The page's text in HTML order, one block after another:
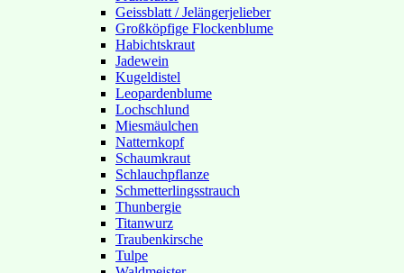
Geissblatt / Jelängerjelieber
Großköpfige Flockenblume
Habichtskraut
Jadewein
Kugeldistel
Leopardenblume
Lochschlund
Miesmäulchen
Natternkopf
Schaumkraut
Schlauchpflanze
Schmetterlingsstrauch
Thunbergie
Titanwurz
Traubenkirsche
Tulpe